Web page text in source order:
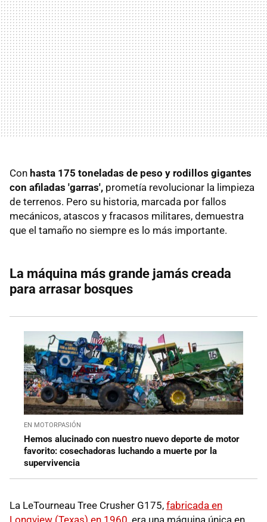
Con hasta 175 toneladas de peso y rodillos gigantes
con afiladas 'garras', prometía revolucionar la limpieza
de terrenos. Pero su historia, marcada por fallos
mecánicos, atascos y fracasos militares, demuestra
que el tamaño no siempre es lo más importante.
La máquina más grande jamás creada
para arrasar bosques
EN MOTORPASIÓN
Hemos alucinado con nuestro nuevo deporte de motor
favorito: cosechadoras luchando a muerte por la
supervivencia
La LeTourneau Tree Crusher G175, fabricada en
Longview (Texas) en 1960, era una máquina única en